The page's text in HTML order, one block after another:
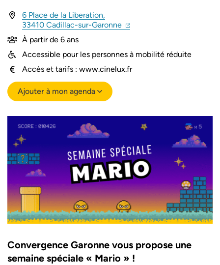
6 Place de la Liberation,
33410 Cadillac-sur-Garonne (ouverture dans un nouvel
(ouverture dans un
À partir de 6 ans
Accessible pour les personnes à mobilité réduite
Accès et tarifs : www.cinelux.fr
Ajouter à mon agenda
Convergence Garonne vous propose une
semaine spéciale « Mario » !